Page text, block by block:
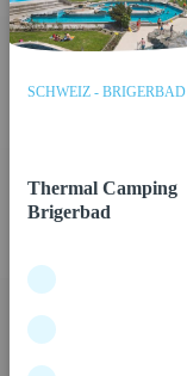
SCHWEIZ - BRIGERBAD
Thermal Camping
Brigerbad